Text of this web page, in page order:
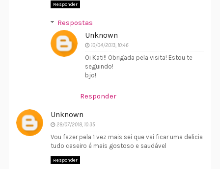
Responder
Respostas
Unknown
10/04/2013, 10:46
Oi Kati!! Obrigada pela visita! Estou te
seguindo!
bjo!
Responder
Unknown
28/07/2018, 10:35
Vou fazer pela 1 vez mais sei que vai ficar uma delicia
tudo caseiro é mais gostoso e saudável
Responder